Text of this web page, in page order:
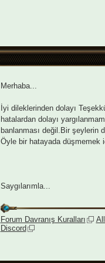
Merhaba...
İyi dileklerinden dolayı
hatalardan dolayı
banlanması değil.Bir şeylerin
Öyle bir hatayada düşmemek
Saygılarımla...
Forum Davranış Kuralları
Discord